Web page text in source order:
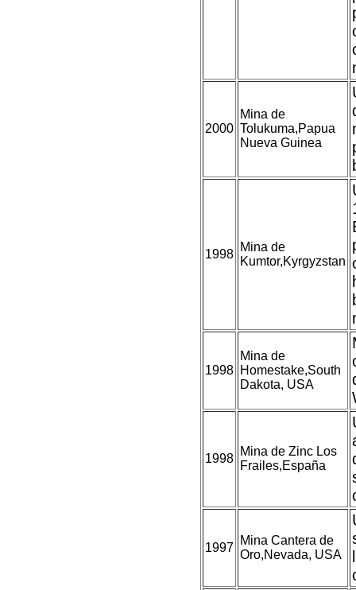
2000
Mina de
Tolukuma,Papua
Nueva Guinea
1998
Mina de
Kumtor,Kyrgyzstan
1998
Mina de
Homestake,South
Dakota, USA
1998
Mina de Zinc Los
Frailes,España
1997
Mina Cantera de
Oro,Nevada, USA